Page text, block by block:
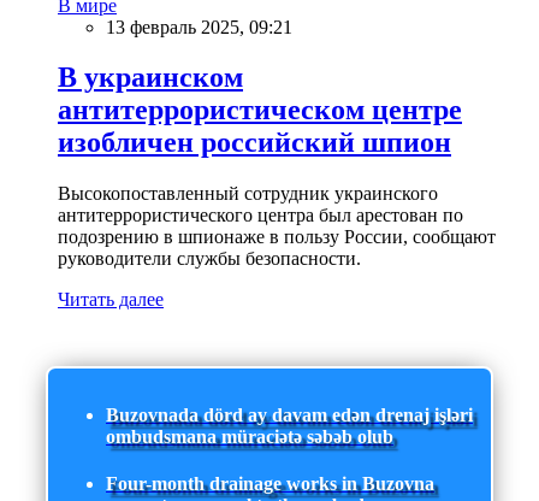
В мире
13 февраль 2025, 09:21
В украинском
антитеррористическом центре
изобличен российский шпион
Высокопоставленный сотрудник украинского
антитеррористического центра был арестован по
подозрению в шпионаже в пользу России, сообщают
руководители службы безопасности.
Читать далее
Buzovnada dörd ay davam edən drenaj işləri
ombudsmana müraciətə səbəb olub
Four-month drainage works in Buzovna